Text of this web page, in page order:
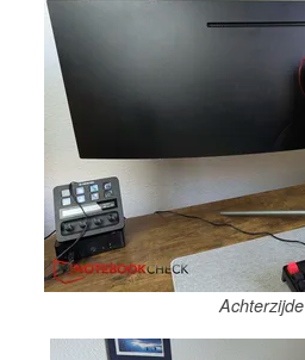
Achterzijde